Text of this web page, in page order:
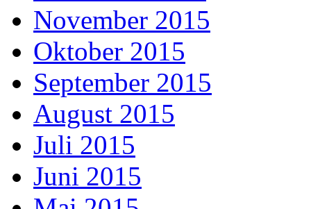
November 2015
Oktober 2015
September 2015
August 2015
Juli 2015
Juni 2015